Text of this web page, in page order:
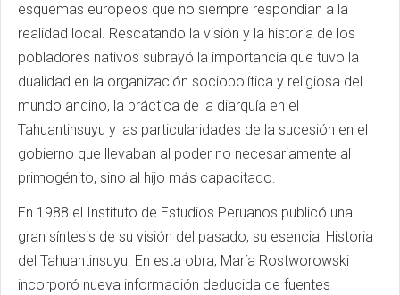
esquemas europeos que no siempre respondían a la
realidad local. Rescatando la visión y la historia de los
pobladores nativos subrayó la importancia que tuvo la
dualidad en la organización sociopolítica y religiosa del
mundo andino, la práctica de la diarquía en el
Tahuantinsuyu y las particularidades de la sucesión en el
gobierno que llevaban al poder no necesariamente al
primogénito, sino al hijo más capacitado.
En 1988 el Instituto de Estudios Peruanos publicó una
gran síntesis de su visión del pasado, su esencial Historia
del Tahuantinsuyu. En esta obra, María Rostworowski
incorporó nueva información deducida de fuentes